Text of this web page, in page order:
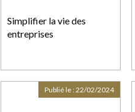
Simplifier la vie des
entreprises
Publié le :22/02/2024